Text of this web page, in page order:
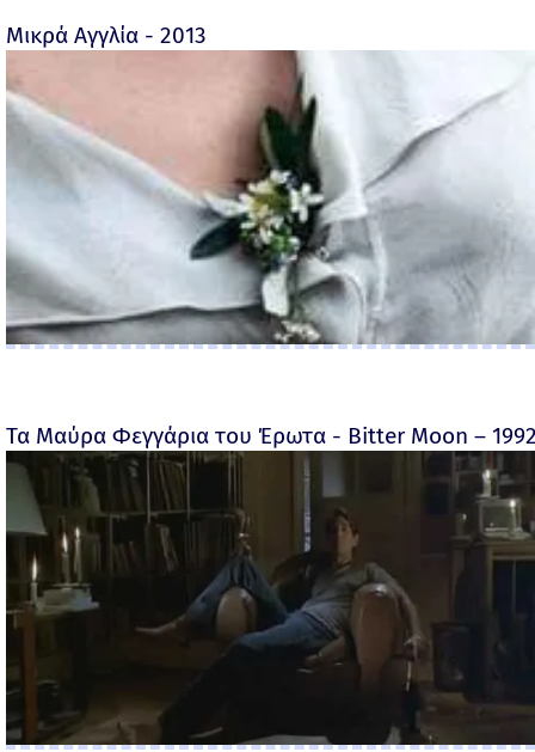
Μικρά Αγγλία - 2013
Τα Μαύρα Φεγγάρια του Έρωτα - Bitter Moon –